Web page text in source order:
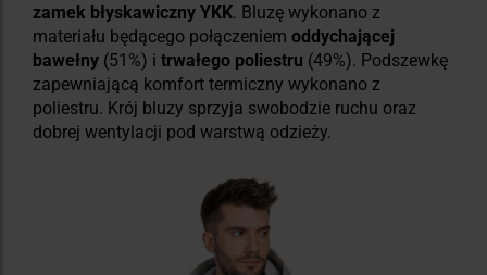
zamek błyskawiczny YKK. Bluzę wykonano z
materiału będącego połączeniem oddychającej
bawełny (51%) i trwałego poliestru (49%). Podszewkę
zapewniającą komfort termiczny wykonano z
poliestru. Krój bluzy sprzyja swobodzie ruchu oraz
dobrej wentylacji pod warstwą odzieży.